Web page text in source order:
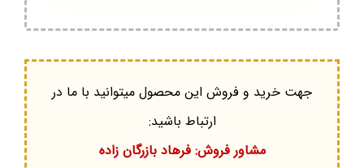
جهت خرید و فروش این محصول میتوانید با ما در
ارتباط باشید:
مشاور فروش: فرهاد بازرگان زاده